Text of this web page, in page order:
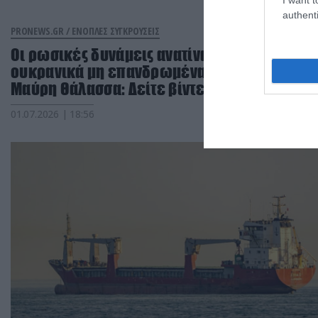
PRONEWS.GR / ΕΝΟΠΛΕΣ ΣΥΓΚΡΟΥΣΕΙΣ
Οι ρωσικές δυνάμεις ανατίναξαν πέντε
ουκρανικά μη επανδρωμένα σκάφη στη
Μαύρη Θάλασσα: Δείτε βίντεο
01.07.2026 | 18:56